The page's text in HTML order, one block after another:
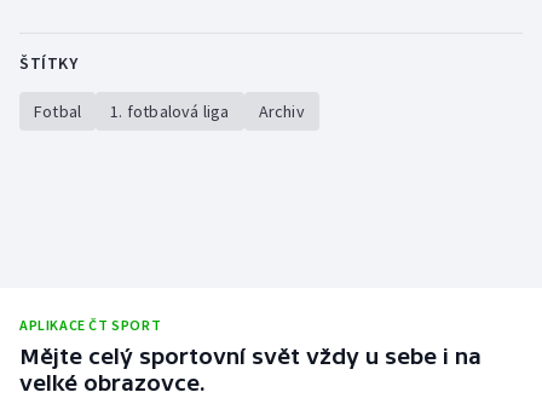
Rychlostní kanoistika
Short track
ŠTÍTKY
Fotbal 1. fotbalová liga Archiv
APLIKACE ČT SPORT
Mějte celý sportovní svět vždy u sebe i na
velké obrazovce.